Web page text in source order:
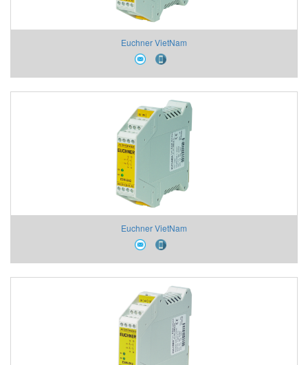
Euchner VietNam
Euchner VietNam